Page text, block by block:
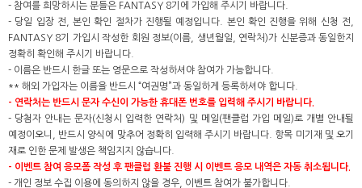
- 참여를 희망하시는 분들은 FANTASY 8기에 가입해 주시기 바랍니다.
- 당일 입장 전, 본인 확인 절차가 진행될 예정입니다. 본인 확인 진행을 위해 신청 전,
FANTASY 8기 가입시 작성한 회원 정보(이름, 생년월일, 연락처)가 신분증과 동일한지
정확히 확인해 주시기 바랍니다.
- 이름은 반드시 한글 또는 영문으로 작성하셔야 참여가 가능합니다.
** 해외 가입자는 이름을 반드시 “여권명”과 동일하게 등록하셔야 합니다.
- 연락처는 반드시 문자 수신이 가능한 휴대폰 번호를 입력해 주시기 바랍니다.
- 당첨자 안내는 문자(신청시 입력한 연락처) 및 메일(팬클럽 가입 메일)로 개별 안내될
예정이오니, 반드시 양식에 맞추어 정확히 입력해 주시기 바랍니다. 항목 미기재 및 오기
재로 인한 문제 발생은 책임지지 않습니다.
- 이벤트 참여 응모폼 작성 후 팬클럽 환불 진행 시 이벤트 응모 내역은 자동 취소됩니다.
- 개인 정보 수집 이용에 동의하지 않을 경우, 이벤트 참여가 불가합니다.